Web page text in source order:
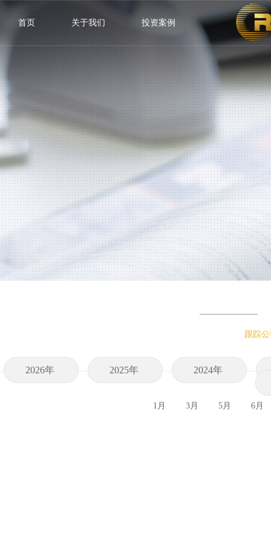
首页 关于我们 投资案例
跟踪
2026年 2025年 2024年
1月 3月 5月 6月